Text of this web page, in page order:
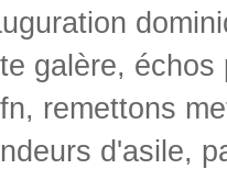
galère, échos
, remettons
d'asile,